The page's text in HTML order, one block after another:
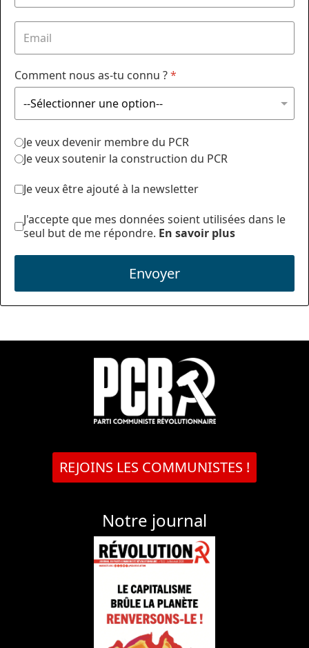
Comment nous as-tu connu ?*
Je veux devenir membre du PCR
Je veux soutenir la construction du PCR
Je veux être ajouté à la newsletter
J'accepte que mes données soient utilisées dans le
seul but de me répondre. En savoir plus
Envoyer
REJOINS LES COMMUNISTES !
Notre journal